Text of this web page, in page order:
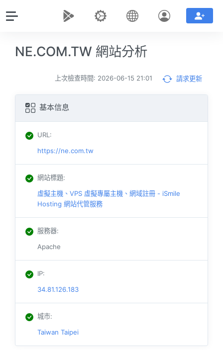
NE.COM.TW 網站分析
上次檢查時間: 2026-06-15 21:01 請求更新
基本信息
URL:
https://ne.com.tw
網站標題:
虛擬主機、VPS 虛擬專屬主機、網域註冊 - iSmile
Hosting 網站代管服務
服務器:
Apache
IP:
34.81.126.183
城市:
Taiwan Taipei